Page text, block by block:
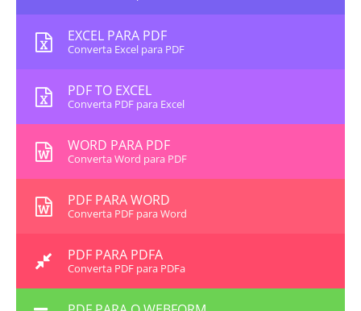
EXCEL PARA PDF
Converta Excel para PDF
PDF TO EXCEL
Converta PDF para Excel
WORD PARA PDF
Converta Word para PDF
PDF PARA WORD
Converta PDF para Word
PDF PARA PDFA
Converta PDF para PDFa